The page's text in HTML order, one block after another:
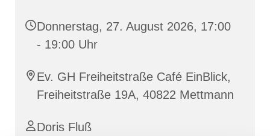
Donnerstag, 27. August 2026, 17:00
- 19:00 Uhr
Ev. GH Freiheitstraße Café EinBlick,
Freiheitstraße 19A, 40822 Mettmann
Doris Fluß